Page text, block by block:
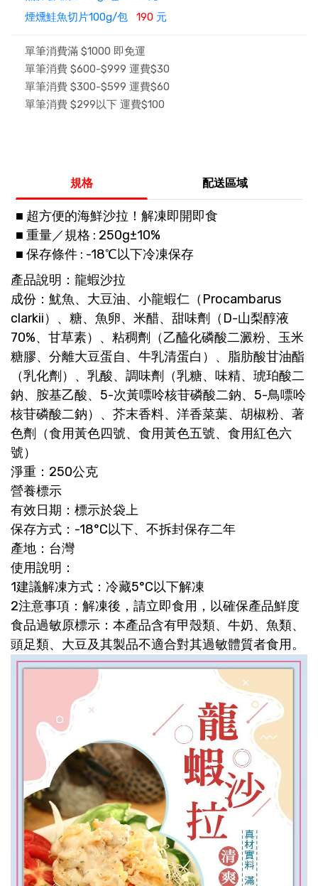
煙燻鮭魚切片100g/包 190 元
單筆消費滿 $1000 即免運
單筆消費 $600-$999 運費$30
單筆消費 $300-$599 運費$60
單筆消費 $299以下 運費$100
規格 配送區域
■ 超方便的海鮮沙拉！解凍即開即食
■ 重量／規格 : 250g±10%
■ 保存條件 : -18℃以下冷凍保存
產品說明：龍蝦沙拉
成份：魷魚、大豆油、小龍蝦仁（Procambarus
clarkii）、糖、魚卵、米醋、甜味劑（D-山梨醇液
70%、甘草素）、粘稠劑（乙醯化磷酸二澱粉、玉米
糖膠、分離大豆蛋自、牛乳清蛋白）、脂肪酸甘油酯
（乳化劑）、乳酸、調味劑（乳糖、味精、琥珀酸二
鈉、胺基乙酸、5-次黃嘌呤核苷磷酸二鈉、5-鳥嘌呤
核苷磷酸二鈉）、芥末香料、洋香菜葉、胡椒粉、著
色劑（食用黃色四號、食用黃色五號、食用紅色六
號）
淨重：250公克
營養標示
有效日期：標示於袋上
保存方式：-18°C以下、不拆封保存二年
產地：台灣
使用說明：
1建議解凍方式：冷藏5°C以下解凍
2注意事項：解凍後，請立即食用，以確保產品鮮度
食品過敏原標示：本產品含有甲殼類、牛奶、魚類、
頭足類、大豆及其製品不適合對其過敏體質者食用。